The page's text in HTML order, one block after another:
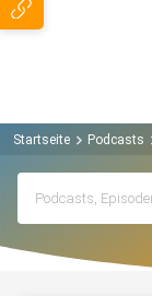
Startseite Podcasts